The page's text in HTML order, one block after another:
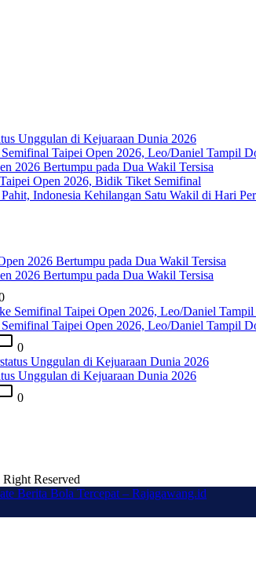
Unggulan di Kejuaraan Dunia 2026
Taipei Open 2026, Leo/Daniel Tampil
2026 Bertumpu pada Dua Wakil Tersisa
Open 2026, Bidik Tiket Semifinal
Indonesia Kehilangan Satu Wakil di Hari
2026 Bertumpu pada Dua Wakil Tersisa
Taipei Open 2026, Leo/Daniel Tampil
0
Unggulan di Kejuaraan Dunia 2026
0
Reserved